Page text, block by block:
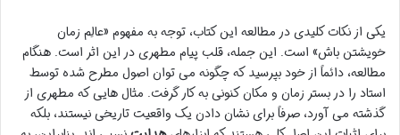
یکی از نکات کلیدی در مطالعه این کتاب، توجه به مفهوم «عالِم زمان
خویشتن باش» است. این جمله، قلب پیام مطهری در این اثر است. هنگام
مطالعه، دائماً از خود بپرسید که چگونه می توان اصول مطرح شده توسط
استاد را در بستر زمان و مکان کنونی به کار گرفت. مثال هایی که مطهری از
گذشته می آورد، صرفاً برای نشان دادن یک واقعیت تاریخی نیستند، بلکه